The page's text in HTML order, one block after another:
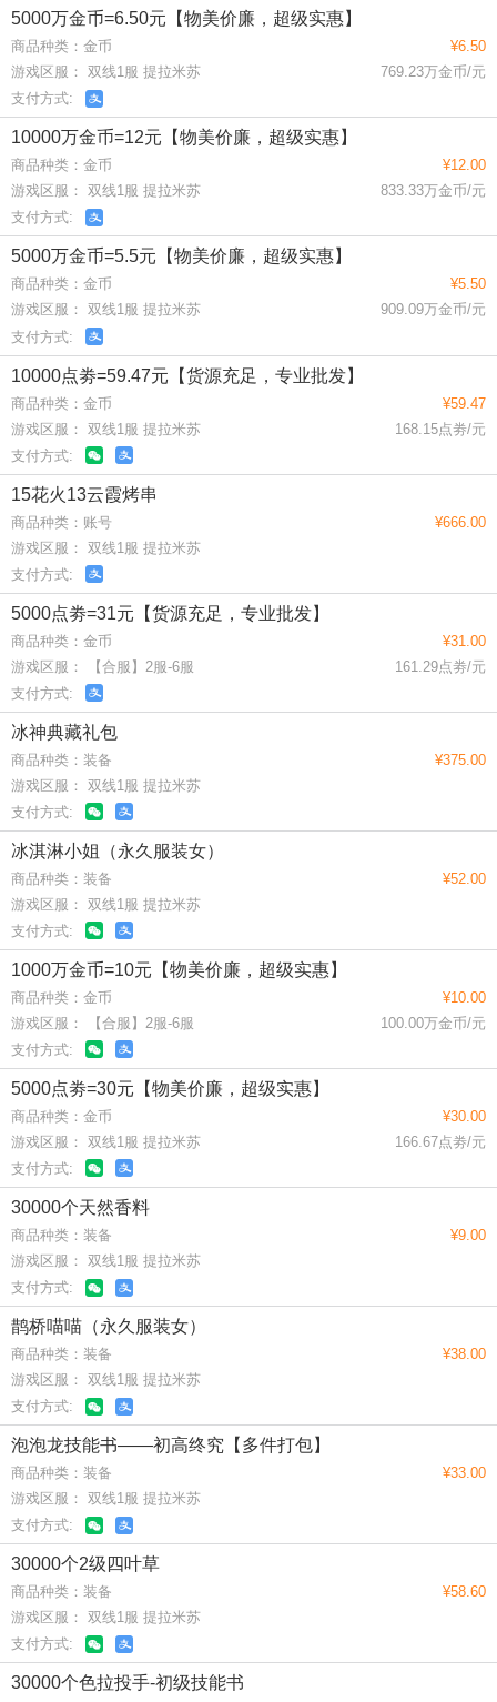
5000万金币=6.50元【物美价廉，超级实惠】
商品种类：金币
游戏区服： 双线1服 提拉米苏
支付方式:
¥6.50
769.23万金币/元
10000万金币=12元【物美价廉，超级实惠】
商品种类：金币
游戏区服： 双线1服 提拉米苏
支付方式:
¥12.00
833.33万金币/元
5000万金币=5.5元【物美价廉，超级实惠】
商品种类：金币
游戏区服： 双线1服 提拉米苏
支付方式:
¥5.50
909.09万金币/元
10000点劵=59.47元【货源充足，专业批发】
商品种类：金币
游戏区服： 双线1服 提拉米苏
支付方式:
¥59.47
168.15点劵/元
15花火13云霞烤串
商品种类：账号
游戏区服： 双线1服 提拉米苏
支付方式:
¥666.00
5000点劵=31元【货源充足，专业批发】
商品种类：金币
游戏区服： 【合服】2服-6服
支付方式:
¥31.00
161.29点劵/元
冰神典藏礼包
商品种类：装备
游戏区服： 双线1服 提拉米苏
支付方式:
¥375.00
冰淇淋小姐（永久服装女）
商品种类：装备
游戏区服： 双线1服 提拉米苏
支付方式:
¥52.00
1000万金币=10元【物美价廉，超级实惠】
商品种类：金币
游戏区服： 【合服】2服-6服
支付方式:
¥10.00
100.00万金币/元
5000点劵=30元【物美价廉，超级实惠】
商品种类：金币
游戏区服： 双线1服 提拉米苏
支付方式:
¥30.00
166.67点劵/元
30000个天然香料
商品种类：装备
游戏区服： 双线1服 提拉米苏
支付方式:
¥9.00
鹊桥喵喵（永久服装女）
商品种类：装备
游戏区服： 双线1服 提拉米苏
支付方式:
¥38.00
泡泡龙技能书——初高终究【多件打包】
商品种类：装备
游戏区服： 双线1服 提拉米苏
支付方式:
¥33.00
30000个2级四叶草
商品种类：装备
游戏区服： 双线1服 提拉米苏
支付方式:
¥58.60
30000个色拉投手-初级技能书